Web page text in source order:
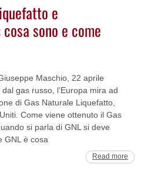
e
sono e come
Maschio, 22 aprile
gas russo, l’Europa mira ad
di Gas Naturale Liquefatto,
Come viene ottenuto il Gas
si parla di GNL si deve
GNL è cosa
Read more